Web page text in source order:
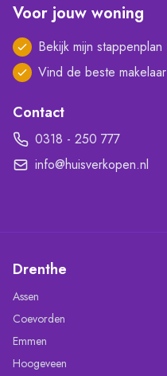
Voor jouw woning
Bekijk mijn stappenplan
Vind de beste makelaar
Contact
0318 - 250 777
info@huisverkopen.nl
Drenthe
Assen
Coevorden
Emmen
Hoogeveen